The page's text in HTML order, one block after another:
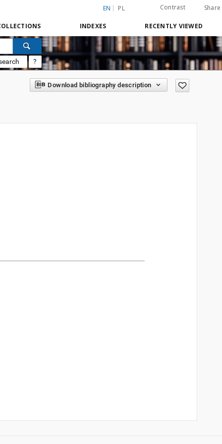
EN PL Contrast Share
INDEXES RECENTLY VIEWED
?
Download bibliography description